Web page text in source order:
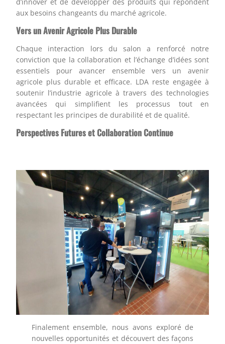
aux besoins changeants du marché agricole.
Vers un Avenir Agricole Plus Durable
Chaque interaction lors du salon a renforcé notre
conviction que la collaboration et l’échange d’idées sont
essentiels pour avancer ensemble vers un avenir
agricole plus durable et efficace. LDA reste engagée à
soutenir l’industrie agricole à travers des technologies
avancées qui simplifient les processus tout en
respectant les principes de durabilité et de qualité.
Perspectives Futures et Collaboration Continue
Finalement ensemble, nous avons exploré de
nouvelles opportunités et découvert des façons